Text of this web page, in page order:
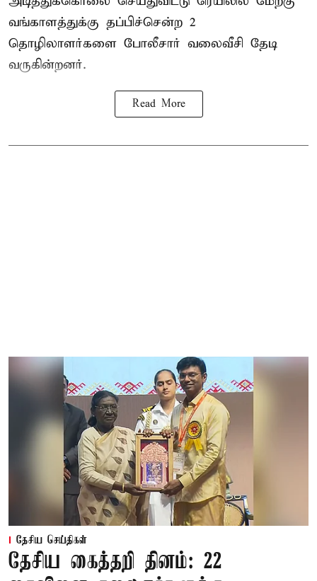
வங்காளத்துக்கு தப்பிச்சென்ற 2
தொழிலாளர்களை போலீசார் வலைவீசி தேடி
வருகின்றனர்.
Read More
தேசிய செய்திகள்
தேசிய கைத்தறி தினம்: 22